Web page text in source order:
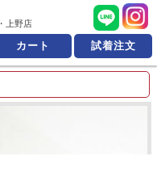
の専門店 ビッ
上野店
カート 試着注文